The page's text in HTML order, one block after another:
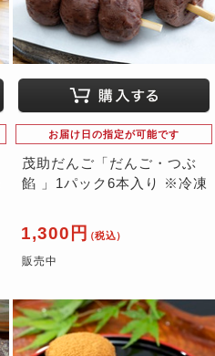
お届け日の指定が可能です
茂助だんご「だんご・つぶ
餡 」1パック6本入り ※冷凍
1,300円 （税込）
販売中